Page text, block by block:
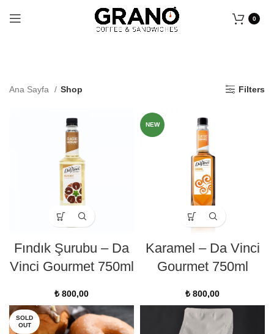
0
Ana Sayfa Shop Filters
Fındık Şurubu – Da
Vinci Gourmet 750ml
₺ 800,00
NEW
Karamel – Da Vinci
Gourmet 750ml
₺ 800,00
SOLD
OUT